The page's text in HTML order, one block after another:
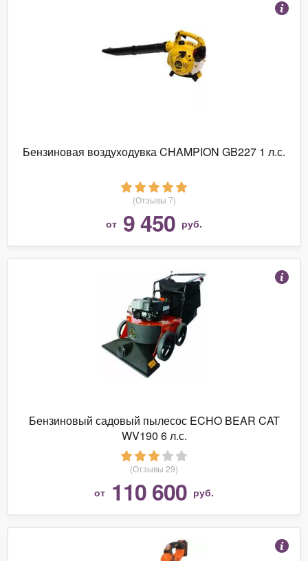
Бензиновая воздуходувка CHAMPION GB227 1 л.с.
(Отзывы 7)
от 9 450 руб.
Бензиновый садовый пылесос ECHO BEAR CAT
WV190 6 л.с.
(Отзывы 29)
от 110 600 руб.